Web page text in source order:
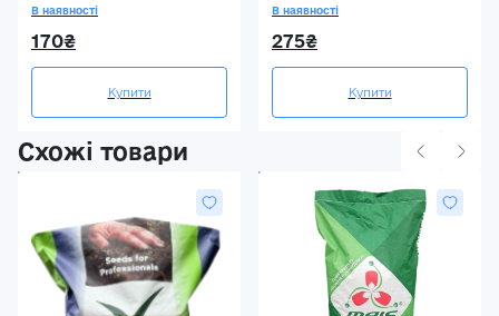
В наявності
170₴
Купити
В наявності
275₴
Купити
Схожі товари